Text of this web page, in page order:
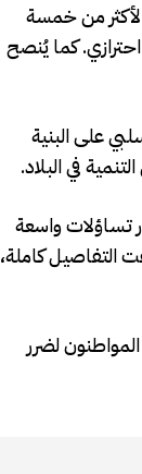
لأكثر من خمسة
احترازي. كما يُنصح
على البنية
في البلاد.
تساؤلات واسعة
التفاصيل كاملة،
لضرر